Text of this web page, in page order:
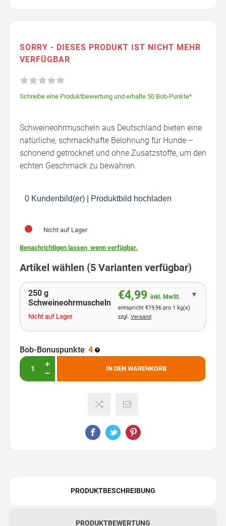
SORRY - DIESES PRODUKT IST NICHT MEHR
VERFÜGBAR
Schreibe eine Produktbewertung und erhalte 50 Bob-Punkte*
Schweineohrmuscheln aus Deutschland bieten eine
natürliche, schmackhafte Belohnung für Hunde –
schonend getrocknet und ohne Zusatzstoffe, um den
echten Geschmack zu bewahren.
0 Kundenbild(er) Produktbild hochladen
Nicht auf Lager
Benachrichtigen lassen, wenn verfügbar.
Artikel wählen (5 Varianten verfügbar)
250 g
Schweineohrmuscheln
Nicht auf Lager
€4,99 inkl. MwSt.
entspricht €19,96 pro 1 kg(s)
zzgl. Versand
▼
Bob-Bonuspunkte: 4
IN DEN WARENKORB
PRODUKTBESCHREIBUNG
PRODUKTBEWERTUNG